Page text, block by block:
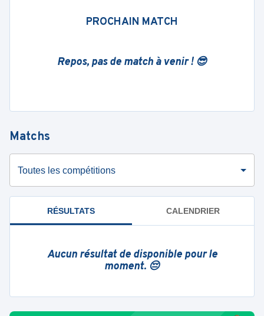
PROCHAIN MATCH
Repos, pas de match à venir ! 😎
Matchs
Toutes les compétitions
RÉSULTATS CALENDRIER
Aucun résultat de disponible pour le
moment. 😔